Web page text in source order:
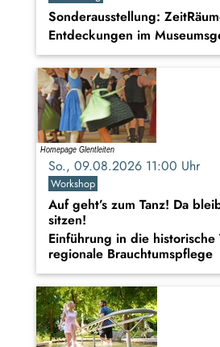
Sonderausstellung:
Entdeckungen im
So., 09.08.2026 11:00 Uhr
Workshop
Auf geht’s zum Tanz! Da
sitzen!
Einführung in die historische
regionale Brauchtumspflege